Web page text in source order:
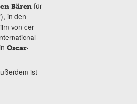
Bärenfür
in den
von der
Oscar-
ist